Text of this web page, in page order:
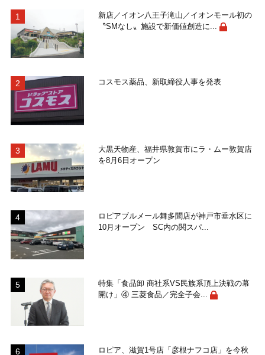
新店／イオン八王子滝山／イオンモール初の
〝SMなし〟施設で新価値創造に...
コスモス薬品、新取締役人事を発表
大黒天物産、福井県敦賀市にラ・ムー敦賀店
を8月6日オープン
ロピアブルメール舞多聞店が神戸市垂水区に
10月オープン SC内の関スパ...
特集「食品卸 商社系VS民族系頂上決戦の幕
開け」④ 三菱食品／完全子会...
ロピア、滋賀1号店「彦根ナフコ店」を今秋